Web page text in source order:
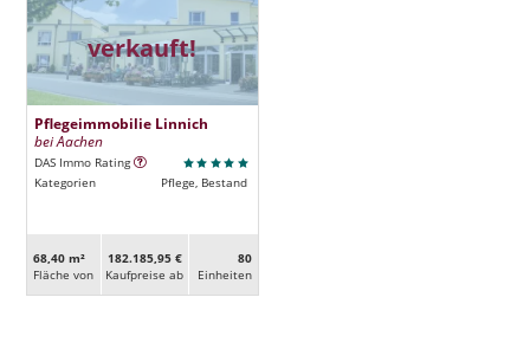
verkauft!
Pflegeimmobilie Linnich
bei Aachen
DAS Immo Rating
Kategorien
Pflege, Bestand
68,40 m²
Fläche von
182.185,95 €
Kaufpreise ab
80
Ein­heiten